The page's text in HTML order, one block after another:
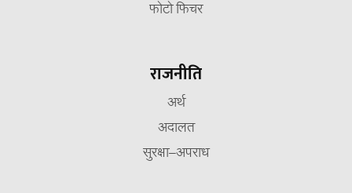
फोटो फिचर
राजनीति
अर्थ
अदालत
सुरक्षा–अपराध